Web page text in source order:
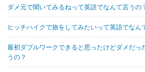
ダメ元で聞いてみるねって英語でなんて言うの
ヒッチハイクで旅をしてみたいって英語でなん
最初ダブルワークできると思ったけどダメだっ
うの？